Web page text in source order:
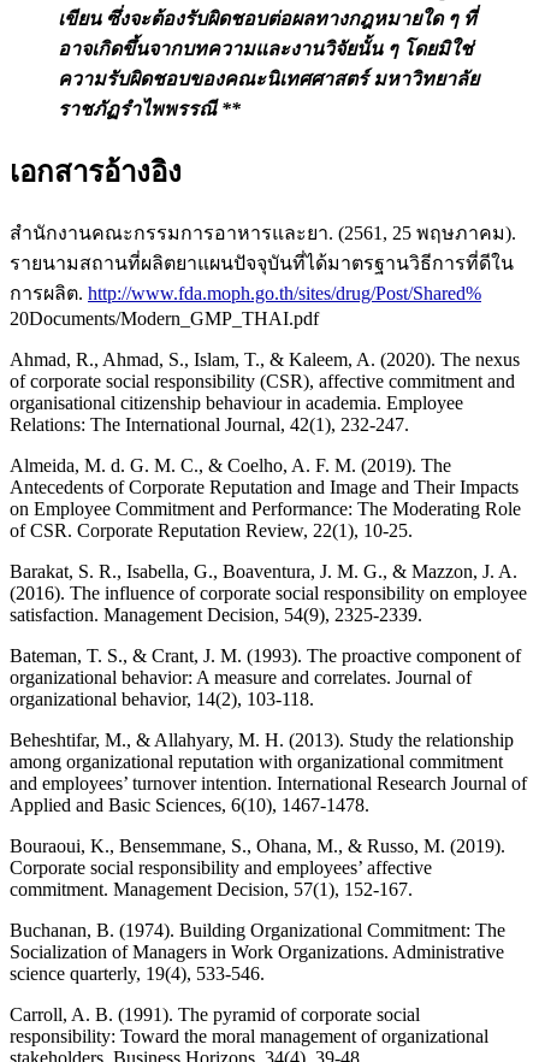
เขียน ซึ่งจะต้องรับผิดชอบต่อผลทางกฎหมายใด ๆ ที่
อาจเกิดขึ้นจากบทความและงานวิจัยนั้น ๆ โดยมิใช่
ความรับผิดชอบของคณะนิเทศศาสตร์ มหาวิทยาลัย
ราชภัฏรำไพพรรณี **
เอกสารอ้างอิง
สำนักงานคณะกรรมการอาหารและยา. (2561, 25 พฤษภาคม).
รายนามสถานที่ผลิตยาแผนปัจจุบันที่ได้มาตรฐานวิธีการที่ดีใน
การผลิต. http://www.fda.moph.go.th/sites/drug/Post/Shared%
20Documents/Modern_GMP_THAI.pdf
Ahmad, R., Ahmad, S., Islam, T., & Kaleem, A. (2020). The nexus
of corporate social responsibility (CSR), affective commitment and
organisational citizenship behaviour in academia. Employee
Relations: The International Journal, 42(1), 232-247.
Almeida, M. d. G. M. C., & Coelho, A. F. M. (2019). The
Antecedents of Corporate Reputation and Image and Their Impacts
on Employee Commitment and Performance: The Moderating Role
of CSR. Corporate Reputation Review, 22(1), 10-25.
Barakat, S. R., Isabella, G., Boaventura, J. M. G., & Mazzon, J. A.
(2016). The influence of corporate social responsibility on employee
satisfaction. Management Decision, 54(9), 2325-2339.
Bateman, T. S., & Crant, J. M. (1993). The proactive component of
organizational behavior: A measure and correlates. Journal of
organizational behavior, 14(2), 103-118.
Beheshtifar, M., & Allahyary, M. H. (2013). Study the relationship
among organizational reputation with organizational commitment
and employees’ turnover intention. International Research Journal of
Applied and Basic Sciences, 6(10), 1467-1478.
Bouraoui, K., Bensemmane, S., Ohana, M., & Russo, M. (2019).
Corporate social responsibility and employees’ affective
commitment. Management Decision, 57(1), 152-167.
Buchanan, B. (1974). Building Organizational Commitment: The
Socialization of Managers in Work Organizations. Administrative
science quarterly, 19(4), 533-546.
Carroll, A. B. (1991). The pyramid of corporate social
responsibility: Toward the moral management of organizational